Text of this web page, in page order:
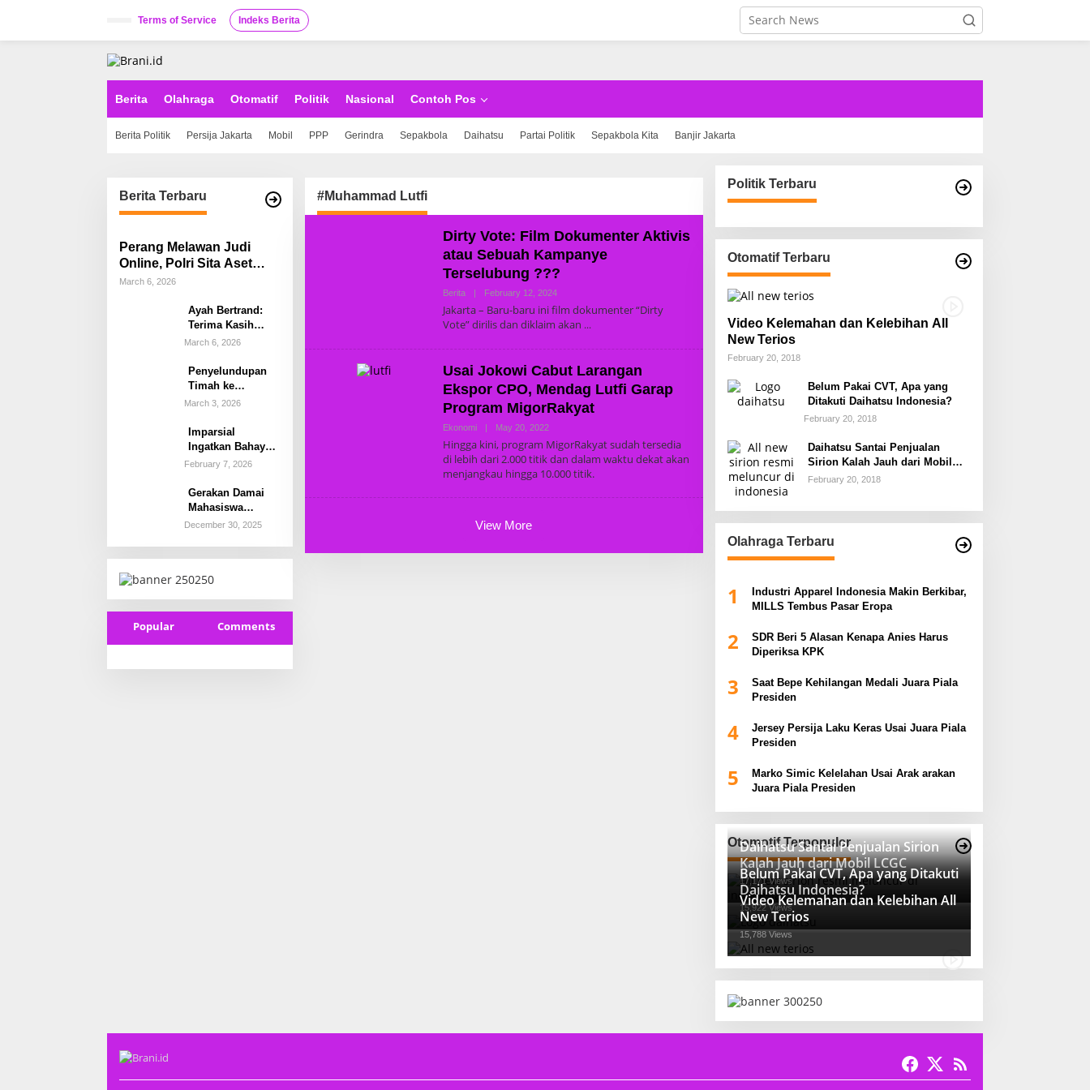
Terms of Service Indeks Berita
Berita Olahraga Otomatif Politik Nasional Contoh Pos
Berita Politik Persija Jakarta Mobil PPP Gerindra Sepakbola Daihatsu Partai Politik Sepakbola Kita Banjir Jakarta
Berita Terbaru
Perang Melawan Judi
Online, Polri Sita Aset
Rp58 Miliar Hasil Tindak
March 6, 2026
Ayah Bertrand:
Terima Kasih
Kapolda Sulsel,
Proses Hukum
March 6, 2026
Penyelundupan
Timah ke
Malaysia
Bareskrim
Amankan 2
Terduga Pelaku di
March 3, 2026
Imparsial
Ingatkan Bahaya
Serius: Polri di
Kementerian Bisa
Kembali ke
Politisasi
February 7, 2026
Gerakan Damai
Mahasiswa
Jakarta,
December 30, 2025
Popular Comments
#Muhammad Lutfi
Dirty Vote: Film Dokumenter Aktivis
atau Sebuah Kampanye
Terselubung ???
Berita February 12, 2024B
Y
S
U
E
A
M
I
Jakarta – Baru-baru ini film dokumenter “Dirty
Vote” dirilis dan diklaim akan
Usai Jokowi Cabut Larangan
Ekspor CPO, Mendag Lutfi Garap
Program MigorRakyat
Ekonomi May 20, 2022B
S
U
P
R
N
Hingga kini, program MigorRakyat sudah tersedia
di lebih dari 2.000 titik dan dalam waktu dekat akan
menjangkau hingga 10.000 titik.
View More
Politik Terbaru
Otomatif Terbaru
Video Kelemahan dan Kelebihan All
New Terios
February 20, 2018
Belum Pakai CVT, Apa yang
Ditakuti Daihatsu Indonesia?
February 20, 2018
Daihatsu Santai Penjualan
Sirion Kalah Jauh dari Mobil
LCGC
February 20, 2018
Olahraga Terbaru
1
Industri Apparel Indonesia Makin Berkibar,
MILLS Tembus Pasar Eropa
2
SDR Beri 5 Alasan Kenapa Anies Harus
Diperiksa KPK
3
Saat Bepe Kehilangan Medali Juara Piala
Presiden
4
Jersey Persija Laku Keras Usai Juara Piala
Presiden
5
Marko Simic Kelelahan Usai Arak arakan
Juara Piala Presiden
Otomotif Terpopuler
Daihatsu Santai Penjualan Sirion
Kalah Jauh dari Mobil LCGC
17,171 Views
Belum Pakai CVT, Apa yang Ditakuti
Daihatsu Indonesia?
15,922 Views
Video Kelemahan dan Kelebihan All
New Terios
15,788 Views